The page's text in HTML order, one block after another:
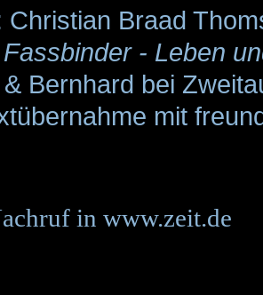
Christian Braad
- Leben
Bernhard bei
mit
in www.zeit.de